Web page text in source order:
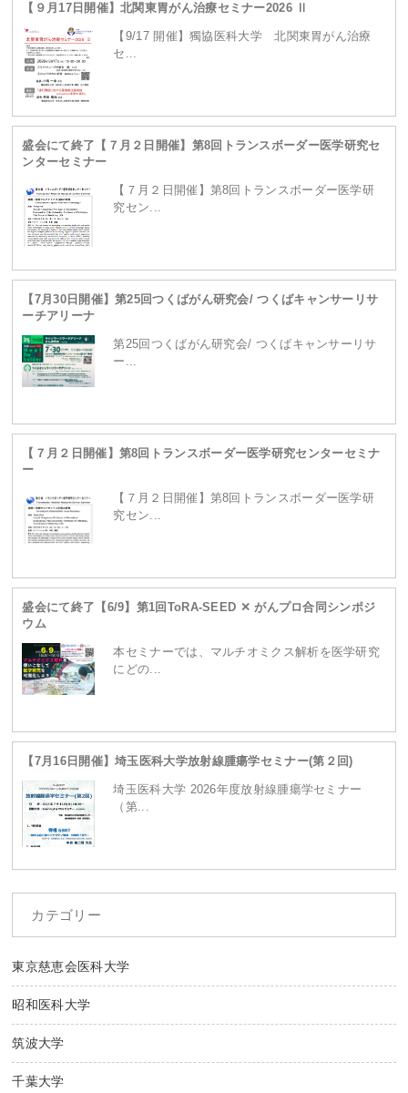
【９月17日開催】北関東胃がん治療セミナー2026 Ⅱ
【9/17 開催】獨協医科大学 北関東胃がん治療
セ...
盛会にて終了【７月２日開催】第8回トランスボーダー医学研究セ
ンターセミナー
【７月２日開催】第8回トランスボーダー医学研
究セン...
【7月30日開催】第25回つくばがん研究会/ つくばキャンサーリサ
ーチアリーナ
第25回つくばがん研究会/ つくばキャンサーリサ
ー...
【７月２日開催】第8回トランスボーダー医学研究センターセミナ
ー
【７月２日開催】第8回トランスボーダー医学研
究セン...
盛会にて終了【6/9】第1回ToRA-SEED ✕ がんプロ合同シンポジ
ウム
本セミナーでは、マルチオミクス解析を医学研究
にどの...
【7月16日開催】埼玉医科大学放射線腫瘍学セミナー(第２回)
埼玉医科大学 2026年度放射線腫瘍学セミナー
（第...
カテゴリー
東京慈恵会医科大学
昭和医科大学
筑波大学
千葉大学